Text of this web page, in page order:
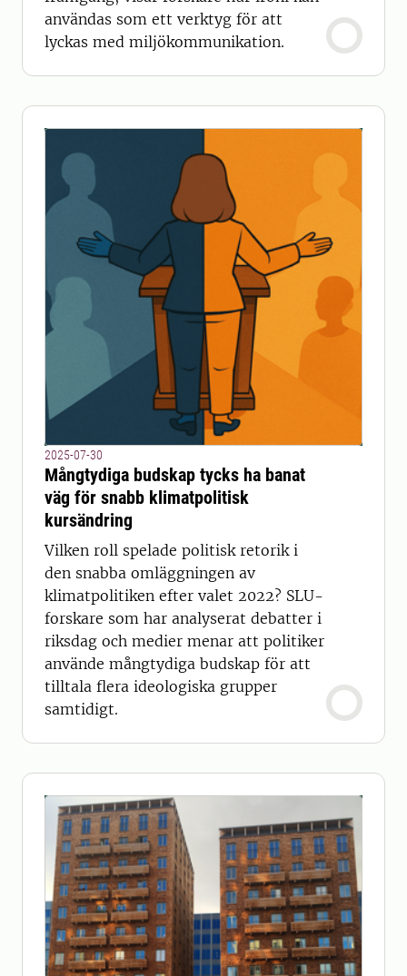
användas som ett verktyg för att
lyckas med miljökommunikation.
2025-07-30
Mångtydiga budskap tycks ha banat
väg för snabb klimatpolitisk
kursändring
Vilken roll spelade politisk retorik i
den snabba omläggningen av
klimatpolitiken efter valet 2022? SLU-
forskare som har analyserat debatter i
riksdag och medier menar att politiker
använde mångtydiga budskap för att
tilltala flera ideologiska grupper
samtidigt.